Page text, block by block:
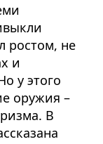
ростом, не
и
у этого
оружия –
В